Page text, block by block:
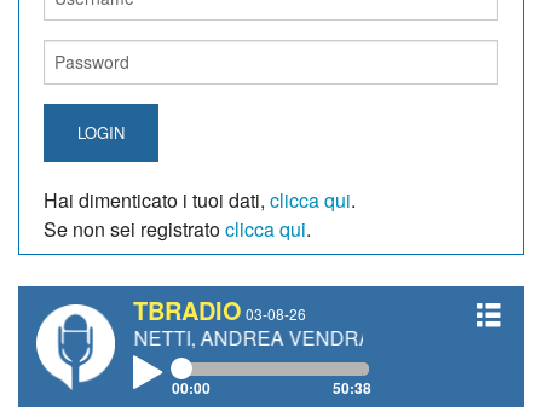
LOGIN
Hai dimenticato i tuoi dati, clicca qui.
Se non sei registratoclicca qui.
TBRADIO 03-08-26
ANDREA VENDRAME, FILIPPO FIORELLI
00:00 50:38